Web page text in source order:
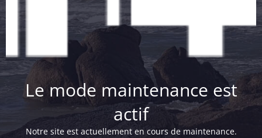
Le mode maintenance est
actif
Notre site est actuellement en cours de maintenance.